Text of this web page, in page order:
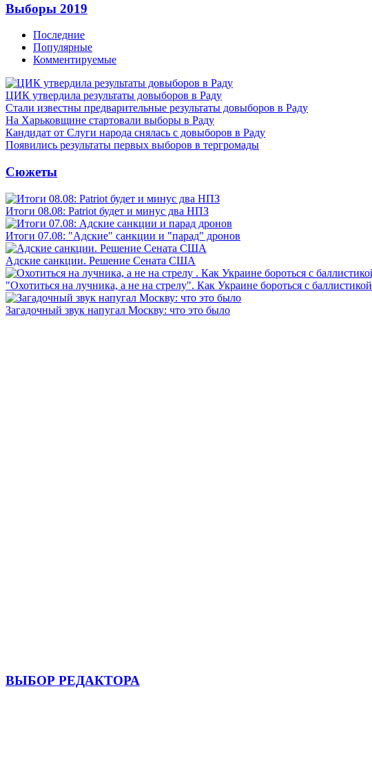
Выборы 2019
Последние
Популярные
Комментируемые
ЦИК утвердила результаты довыборов в Раду
Стали известны предварительные результаты довыборов в Раду
На Харьковщине стартовали выборы в Раду
Кандидат от Слуги народа снялась с довыборов в Раду
Появились результаты первых выборов в тергромады
Сюжеты
Итоги 08.08: Patriot будет и минус два НПЗ
Итоги 07.08: "Адские" санкции и "парад" дронов
Адские санкции. Решение Сената США
"Охотиться на лучника, а не на стрелу". Как Украине бороться с баллистикой
Загадочный звук напугал Москву: что это было
ВЫБОР РЕДАКТОРА